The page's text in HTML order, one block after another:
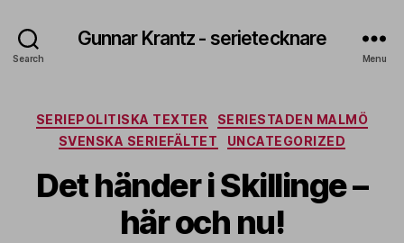
Search
Gunnar Krantz - serietecknare
Menu
Categories
SERIEPOLITISKA TEXTER
SERIESTADEN MALMÖ
SVENSKA SERIEFÄLTET
UNCATEGORIZED
Det händer i Skillinge –
här och nu!